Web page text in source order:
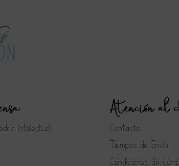
intelectual
Atención al
Contacto
Tiempos de Envío
Condiciones de